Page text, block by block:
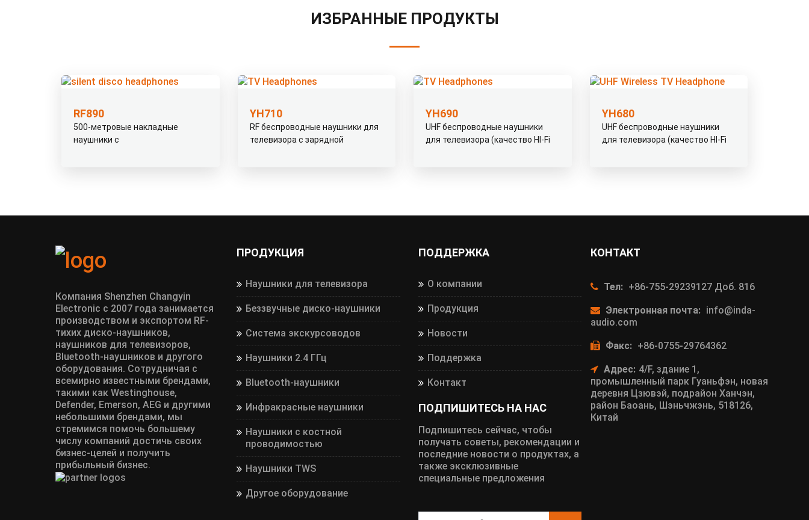
ИЗБРАННЫЕ ПРОДУКТЫ
RF890
500-метровые накладные
наушники с
YH710
RF беспроводные наушники для
телевизора с зарядной
YH690
UHF беспроводные наушники
для телевизора (качество HI-Fi
YH680
UHF беспроводные наушники
для телевизора (качество HI-Fi
Компания Shenzhen Changyin
Electronic с 2007 года занимается
производством и экспортом RF-
тихих диско-наушников,
наушников для телевизоров,
Bluetooth-наушников и другого
оборудования. Сотрудничая с
всемирно известными брендами,
такими как Westinghouse,
Defender, Emerson, AEG и другими
небольшими брендами, мы
стремимся помочь большему
числу компаний достичь своих
бизнес-целей и получить
прибыльный бизнес.
ПРОДУКЦИЯ
Наушники для телевизора
Беззвучные диско-наушники
Система экскурсоводов
Наушники 2.4 ГГц
Bluetooth-наушники
Инфракрасные наушники
Наушники с костной
проводимостью
Наушники TWS
Другое оборудование
ПОДДЕРЖКА
О компании
Продукция
Новости
Поддержка
Контакт
ПОДПИШИТЕСЬ НА НАС
Подпишитесь сейчас, чтобы
получать советы, рекомендации и
последние новости о продуктах, а
также эксклюзивные
специальные предложения
КОНТАКТ
Тел: +86-755-29239127 Доб. 816
Электронная почта: info@inda-
audio.com
Факс: +86-0755-29764362
Адрес: 4/F, здание 1,
промышленный парк Гуаньфэн, новая
деревня Цзювэй, подрайон Ханчэн,
район Баоань, Шэньчжэнь, 518126,
Китай